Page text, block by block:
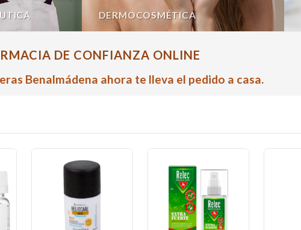
DERMOCOSMÉTICA
DE CONFIANZA ONLINE
Benalmádena ahora te lleva el pedido a casa.